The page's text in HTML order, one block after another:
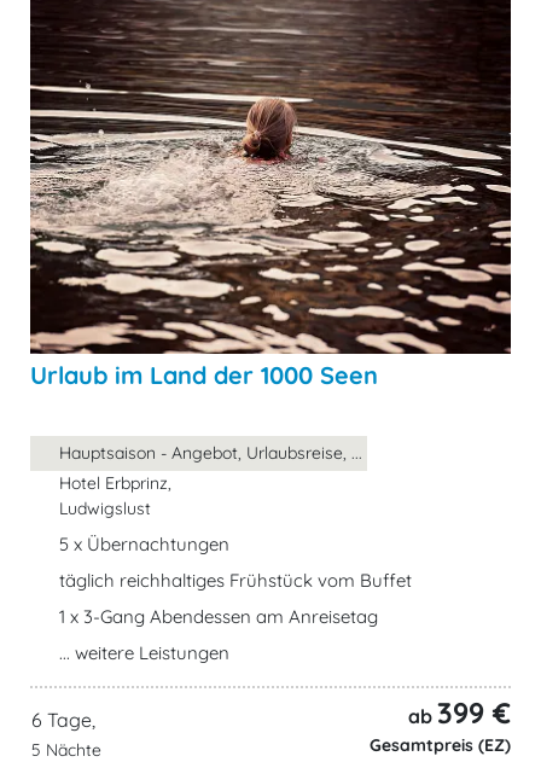
Urlaub im Land der 1000 Seen
Hauptsaison - Angebot, Urlaubsreise, ...
Hotel Erbprinz,
Ludwigslust
5 x Übernachtungen
täglich reichhaltiges Frühstück vom Buffet
1 x 3-Gang Abendessen am Anreisetag
... weitere Leistungen
6 Tage,
5 Nächte
ab 399 €
Gesamtpreis (EZ)